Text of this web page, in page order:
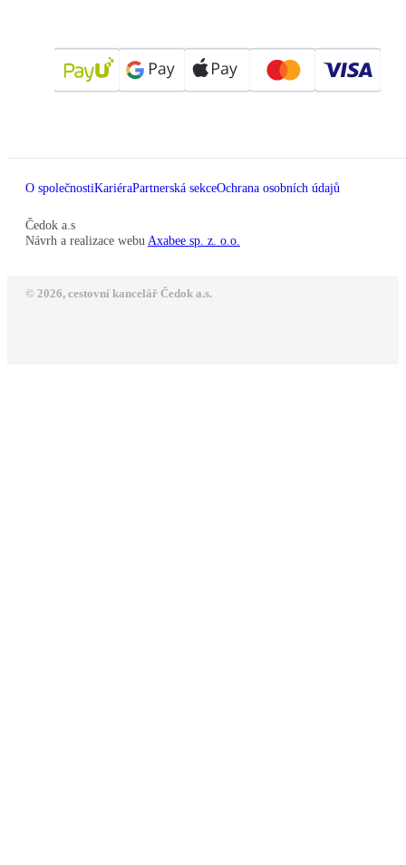
O společnostiKariéraPartnerská sekceOchrana osobních údajů
Čedok a.s
Návrh a realizace webu Axabee sp. z. o.o.
© 2026, cestovní kancelář Čedok a.s.